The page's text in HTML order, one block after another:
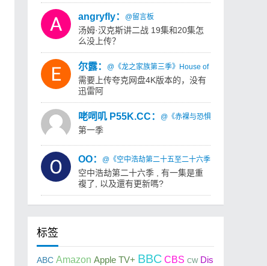
angryfly： @留言板
汤姆·汉克斯讲二战 19集和20集怎
么没上传？
尔露： @《龙之家族第三季》House of the Dragon
需要上传夸克网盘4K版本的，没有
迅雷阿
咾呞叽 P55K.CC： @《赤裸与恐惧：荒岛求生第一
第一季
OO： @《空中浩劫第二十五至二十六季》Air Crash
空中浩劫第二十六季 , 有一集是重
複了, 以及還有更新嗎?
标签
ABC Amazon Apple TV+ BBC CBS CW Dis